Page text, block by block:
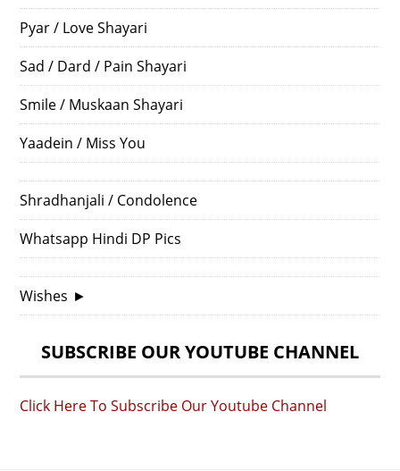
Pyar / Love Shayari
Sad / Dard / Pain Shayari
Smile / Muskaan Shayari
Yaadein / Miss You
Shradhanjali / Condolence
Whatsapp Hindi DP Pics
Wishes ►
SUBSCRIBE OUR YOUTUBE CHANNEL
Click Here To Subscribe Our Youtube Channel